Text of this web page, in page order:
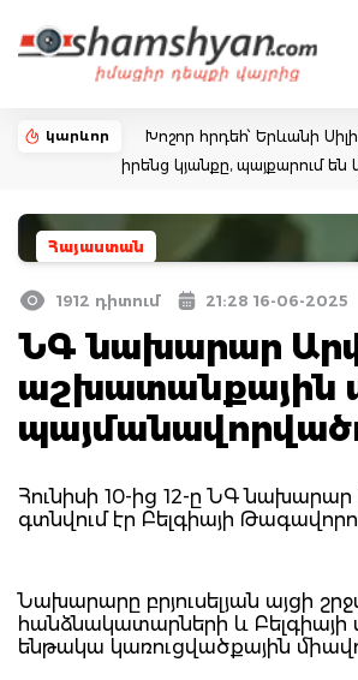
կարևոր
Խոշոր հրդեհ՝ Երևանի
իրենց կյանքը, պայքարում
Հայաստան
1912 դիտում 21:28 16-06-2025
ՆԳ նախարար
աշխատանքային
Հունիսի 10-ից 12-ը ՆԳ
գտնվում էր Բելգիայի
Նախարարը բրյուսելյան այցի
հանձնակատարների և Բելգիայի
ենթակա կառուցվածքային